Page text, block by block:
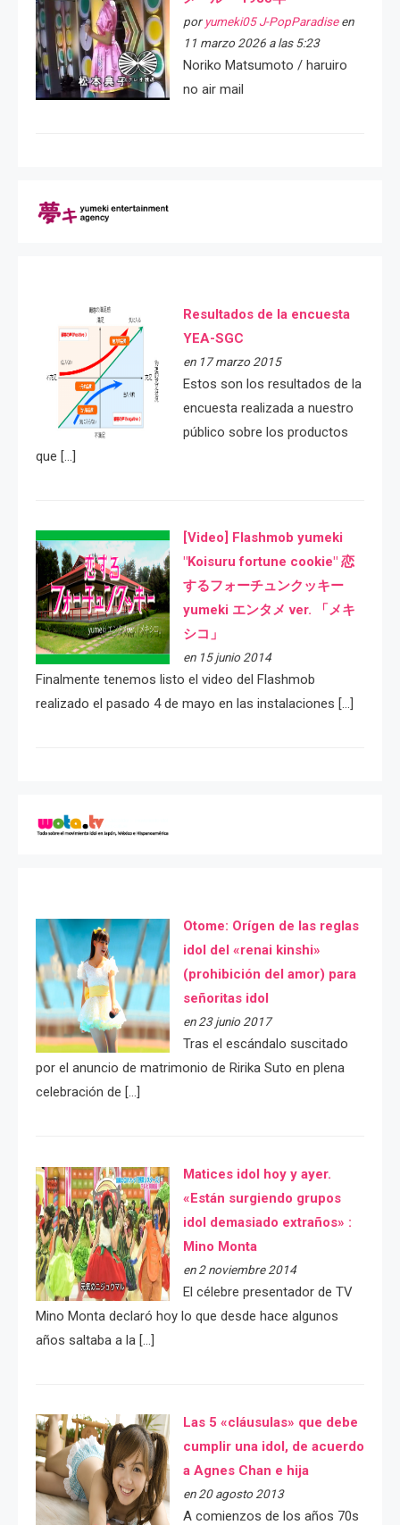
por yumeki05 J-PopParadiseen
11 marzo 2026 a las 5:23
Noriko Matsumoto / haruiro
no air mail
Resultados de la encuesta
YEA-SGC
en 17 marzo 2015
Estos son los resultados de la
encuesta realizada a nuestro
público sobre los productos
que […]
[Video] Flashmob yumeki
"Koisuru fortune cookie" 恋
するフォーチュンクッキー
yumeki エンタメ ver. 「メキ
シコ」
en 15 junio 2014
Finalmente tenemos listo el video del Flashmob
realizado el pasado 4 de mayo en las instalaciones […]
Otome: Orígen de las reglas
idol del «renai kinshi»
(prohibición del amor) para
señoritas idol
en 23 junio 2017
Tras el escándalo suscitado
por el anuncio de matrimonio de Ririka Suto en plena
celebración de […]
Matices idol hoy y ayer.
«Están surgiendo grupos
idol demasiado extraños» :
Mino Monta
en 2 noviembre 2014
El célebre presentador de TV
Mino Monta declaró hoy lo que desde hace algunos
años saltaba a la […]
Las 5 «cláusulas» que debe
cumplir una idol, de acuerdo
a Agnes Chan e hija
en 20 agosto 2013
A comienzos de los años 70s